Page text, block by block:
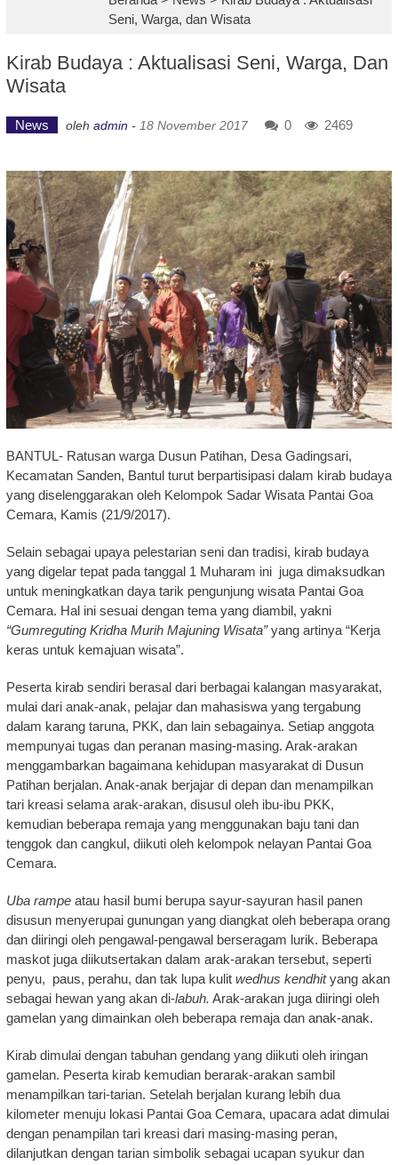
Seni, Warga, dan Wisata
Kirab Budaya : Aktualisasi Seni, Warga, Dan
Wisata
News oleh admin - 18 November 2017 0 2469
BANTUL- Ratusan warga Dusun Patihan, Desa Gadingsari,
Kecamatan Sanden, Bantul turut berpartisipasi dalam kirab budaya
yang diselenggarakan oleh Kelompok Sadar Wisata Pantai Goa
Cemara, Kamis (21/9/2017).
Selain sebagai upaya pelestarian seni dan tradisi, kirab budaya
yang digelar tepat pada tanggal 1 Muharam ini juga dimaksudkan
untuk meningkatkan daya tarik pengunjung wisata Pantai Goa
Cemara. Hal ini sesuai dengan tema yang diambil, yakni
“Gumreguting Kridha Murih Majuning Wisata”yang artinya “Kerja
keras untuk kemajuan wisata”.
Peserta kirab sendiri berasal dari berbagai kalangan masyarakat,
mulai dari anak-anak, pelajar dan mahasiswa yang tergabung
dalam karang taruna, PKK, dan lain sebagainya. Setiap anggota
mempunyai tugas dan peranan masing-masing. Arak-arakan
menggambarkan bagaimana kehidupan masyarakat di Dusun
Patihan berjalan. Anak-anak berjajar di depan dan menampilkan
tari kreasi selama arak-arakan, disusul oleh ibu-ibu PKK,
kemudian beberapa remaja yang menggunakan baju tani dan
tenggok dan cangkul, diikuti oleh kelompok nelayan Pantai Goa
Cemara.
Uba rampeatau hasil bumi berupa sayur-sayuran hasil panen
disusun menyerupai gunungan yang diangkat oleh beberapa orang
dan diiringi oleh pengawal-pengawal berseragam lurik. Beberapa
maskot juga diikutsertakan dalam arak-arakan tersebut, seperti
penyu, paus, perahu, dan tak lupa kulit wedhus kendhityang akan
sebagai hewan yang akan di-labuh. Arak-arakan juga diiringi oleh
gamelan yang dimainkan oleh beberapa remaja dan anak-anak.
Kirab dimulai dengan tabuhan gendang yang diikuti oleh iringan
gamelan. Peserta kirab kemudian berarak-arakan sambil
menampilkan tari-tarian. Setelah berjalan kurang lebih dua
kilometer menuju lokasi Pantai Goa Cemara, upacara adat dimulai
dengan penampilan tari kreasi dari masing-masing peran,
dilanjutkan dengan tarian simbolik sebagai ucapan syukur dan